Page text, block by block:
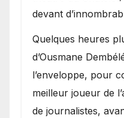
devant
Quelques heures
d’Ousmane
l’enveloppe, pour
meilleur joueur de
de journalistes,